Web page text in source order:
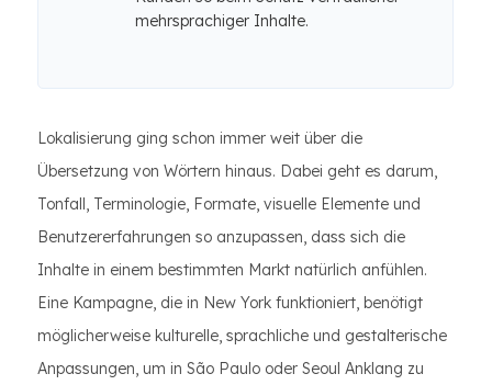
mehrsprachiger Inhalte.
Lokalisierung ging schon immer weit über die
Übersetzung von Wörtern hinaus. Dabei geht es darum,
Tonfall, Terminologie, Formate, visuelle Elemente und
Benutzererfahrungen so anzupassen, dass sich die
Inhalte in einem bestimmten Markt natürlich anfühlen.
Eine Kampagne, die in New York funktioniert, benötigt
möglicherweise kulturelle, sprachliche und gestalterische
Anpassungen, um in São Paulo oder Seoul Anklang zu